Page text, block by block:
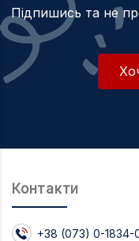
Підпишись та не
Контакти
+38 (073) 0-1834-